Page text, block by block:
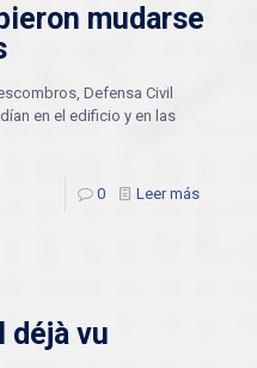
mudarse
Defensa Civil
en el edificio y en las
0 Leer más
déjà vu